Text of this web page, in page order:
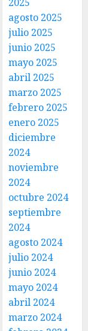
agosto 2025
julio 2025
junio 2025
mayo 2025
abril 2025
marzo 2025
febrero 2025
enero 2025
diciembre
2024
noviembre
2024
octubre 2024
septiembre
2024
agosto 2024
julio 2024
junio 2024
mayo 2024
abril 2024
marzo 2024